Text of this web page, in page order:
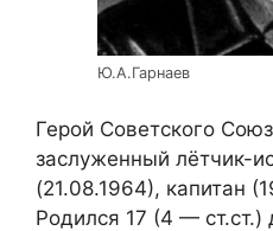
Ю.А.Гарнаев
Герой Советского
заслуженный лётчик-
(21.08.1964), капитан
Родился 17 (4 — ст.ст.)